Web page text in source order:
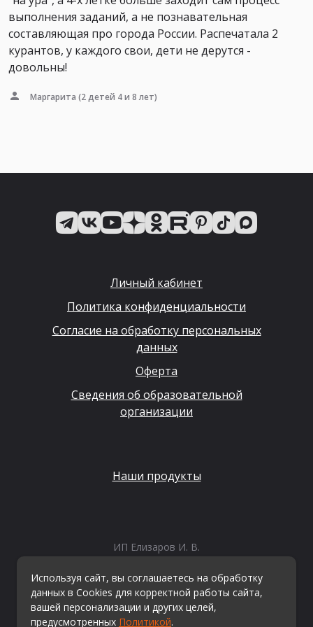
выполнения заданий, а не познавательная
составляющая про города России. Распечатала 2
курантов, у каждого свои, дети не дерутся -
довольны!
Маргарита (2 детей 4 и 8 лет)
Личный кабинет
Политика конфиденциальности
Согласие на обработку персональных
данных
Оферта
Сведения об образовательной
организации
Наши продукты
ИП Елизаров И. В.
ОГРНИП: 315665800057162
Эл. почта:info@kvestiks.ru
Используя сайт, вы соглашаетесь на обработку
данных в Cookies для корректной работы сайта,
вашей персонализации и других целей,
предусмотренных Политикой.